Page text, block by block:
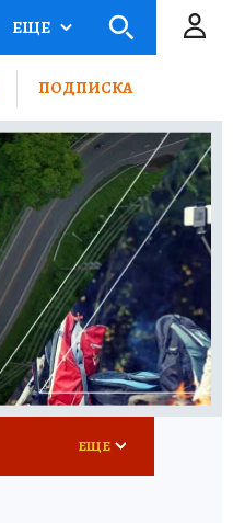
ЕЩЕ
ПОДПИСКА
ЕЩЕ